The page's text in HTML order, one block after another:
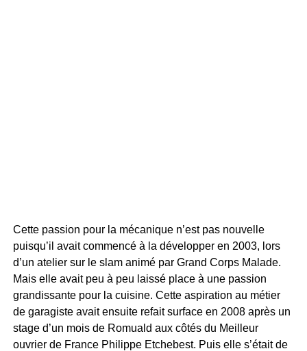
Cette passion pour la mécanique n’est pas nouvelle
puisqu’il avait commencé à la développer en 2003, lors
d’un atelier sur le slam animé par Grand Corps Malade.
Mais elle avait peu à peu laissé place à une passion
grandissante pour la cuisine. Cette aspiration au métier
de garagiste avait ensuite refait surface en 2008 après un
stage d’un mois de Romuald aux côtés du Meilleur
ouvrier de France Philippe Etchebest. Puis elle s’était de